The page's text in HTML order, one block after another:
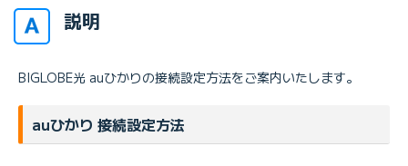
説明
BIGLOBE光 auひかりの接続設定方法をご案内いたします。
auひかり 接続設定方法